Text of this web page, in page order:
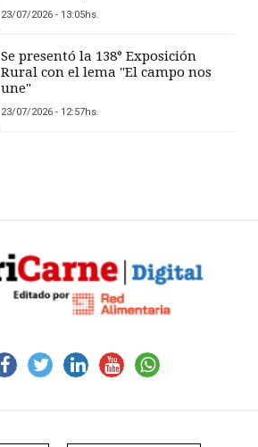
23/07/2026 - 13:05hs.
Se presentó la 138° Exposición
Rural con el lema "El campo nos
une"
23/07/2026 - 12:57hs.